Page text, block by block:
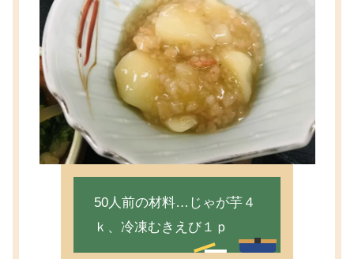
50人前の材料…じゃが芋４
ｋ、冷凍むきえび１ｐ